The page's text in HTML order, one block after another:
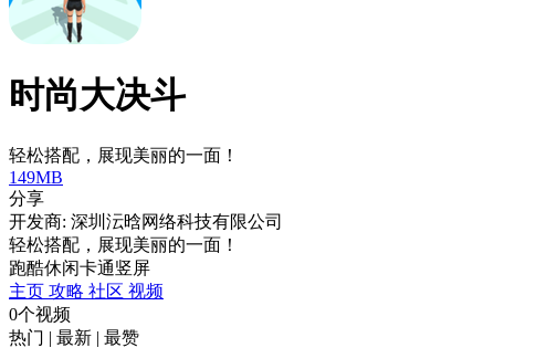
时尚大决斗
轻松搭配，展现美丽的一面！
149MB
分享
开发商: 深圳沄晗网络科技有限公司
轻松搭配，展现美丽的一面！
跑酷休闲卡通竖屏
主页 攻略 社区 视频
0个视频
热门 | 最新 | 最赞